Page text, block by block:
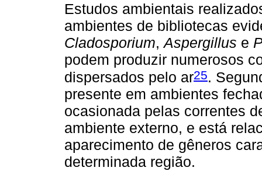
Estudos ambientais
ambientes de bibliotecas
Cladosporium,Aspergillus e
podem produzir numerosos
dispersados pelo ar25.
presente em ambientes
ocasionada pelas correntes
ambiente externo, e está
aparecimento de gêneros
determinada região.